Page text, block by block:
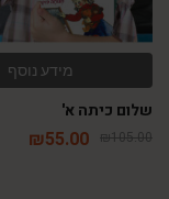
מידע נוסף
שלום כיתה א'
₪105.00
₪55.00